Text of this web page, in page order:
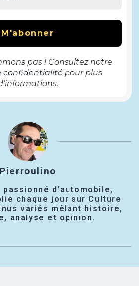
pas ! Consultez notre
confidentialité pour plus
Pierroulino
d’automobile,
chaque jour sur Culture
variés mêlant histoire,
analyse et opinion.